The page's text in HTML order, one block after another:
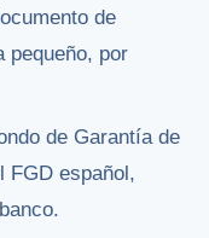
de
pequeño, por
de Garantía de
FGD español,